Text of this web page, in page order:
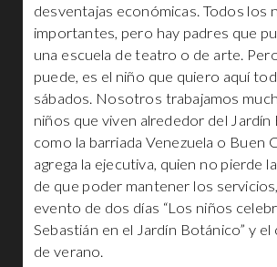
desventajas económicas. Todos los
importantes, pero hay padres que
una escuela de teatro o de arte.
puede, es el niño que quiero aquí
sábados. Nosotros trabajamos
niños que viven alrededor del Jardín
como la barriada Venezuela o Buen
agrega la ejecutiva, quien no pierde
de que poder mantener los
evento de dos días “Los niños
Sebastián en el Jardín Botánico” y
de verano.